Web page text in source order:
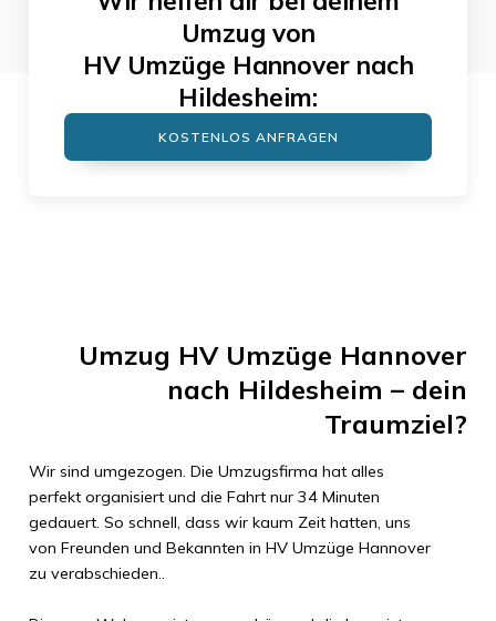
Umzug von
HV Umzüge Hannovernach
Hildesheim:
KOSTENLOS ANFRAGEN
Umzug HV Umzüge Hannover
nach Hildesheim – dein
Traumziel?
Wir sind umgezogen. Die Umzugsfirma hat alles
perfekt organisiert und die Fahrt nur 34 Minuten
gedauert. So schnell, dass wir kaum Zeit hatten, uns
von Freunden und Bekannten in HV Umzüge Hannover
zu verabschieden..